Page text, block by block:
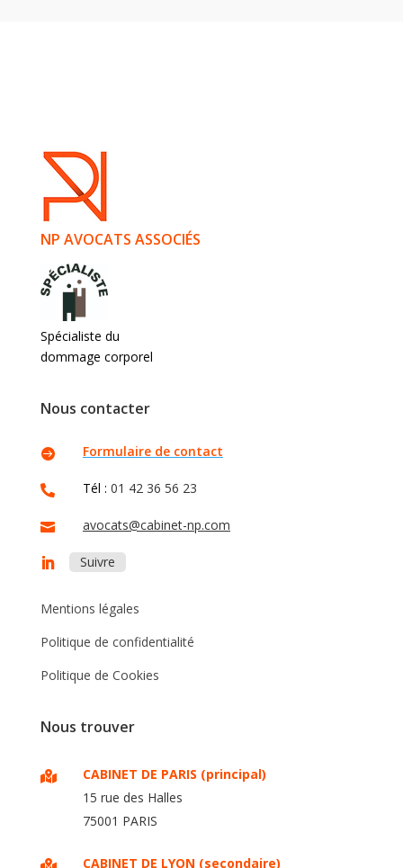
NP AVOCATS ASSOCIÉS
Spécialiste du
dommage corporel
Nous contacter
 Formulaire de contact
 Tél : 01 42 36 56 23
 avocats@cabinet-np.com
Suivre
Mentions légales
Politique de confidentialité
Politique de Cookies
Nous trouver

CABINET DE PARIS (principal)
15 rue des Halles
75001 PARIS
CABINET DE LYON (secondaire)